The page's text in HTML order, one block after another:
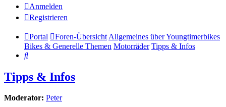
Anmelden
Registrieren
Portal Foren-Übersicht Allgemeines über Youngtimerbikes
Bikes & Generelle Themen Motorräder Tipps & Infos
Suche
Tipps & Infos
Moderator: Peter